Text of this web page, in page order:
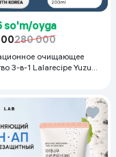
so'm/oyga
280 000
очищающее
3-в-1 Lalarecipe Yuzu